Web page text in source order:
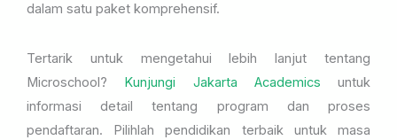
dalam satu paket komprehensif.
Tertarik untuk mengetahui lebih lanjut tentang
Microschool?
Kunjungi Jakarta Academics untuk
informasi detail tentang program dan proses
pendaftaran. Pilihlah pendidikan terbaik untuk masa